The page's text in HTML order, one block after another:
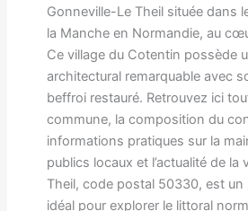
Gonneville-Le Theil située dans
la Manche en Normandie, au
Ce village du Cotentin possède
architectural remarquable avec
beffroi restauré. Retrouvez ici
commune, la composition du
informations pratiques sur la
publics locaux et l’actualité de la
Theil, code postal 50330, est
idéal pour explorer le littoral